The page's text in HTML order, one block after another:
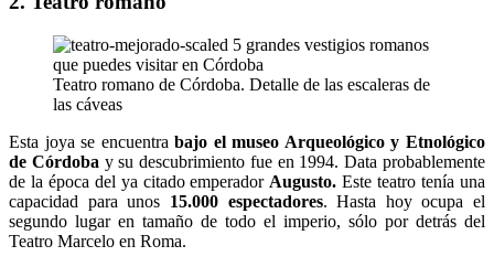
Teatro romano de Córdoba. Detalle de las escaleras de
las cáveas
Esta joya se encuentrabajo el museo Arqueológico y Etnológico
de Córdoba y su descubrimiento fue en 1994. Data probablemente
de la época del ya citado emperador Augusto. Este teatro tenía una
capacidad para unos 15.000 espectadores. Hasta hoy ocupa el
segundo lugar en tamaño de todo el imperio, sólo por detrás del
Teatro Marcelo en Roma.